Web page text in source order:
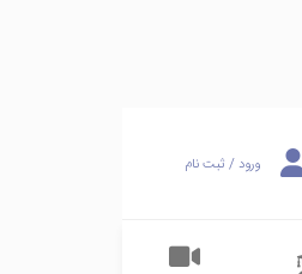
ورود / ثبت نام